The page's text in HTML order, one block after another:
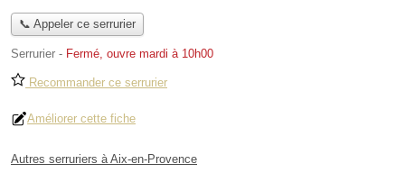
📞 Appeler ce serrurier
Serrurier - Fermé, ouvre mardi à 10h00
Recommander ce serrurier
Améliorer cette fiche
Autres serruriers à Aix-en-Provence